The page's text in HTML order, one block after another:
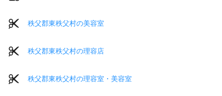
秩父郡東秩父村の美容室
秩父郡東秩父村の理容店
秩父郡東秩父村の理容室・美容室